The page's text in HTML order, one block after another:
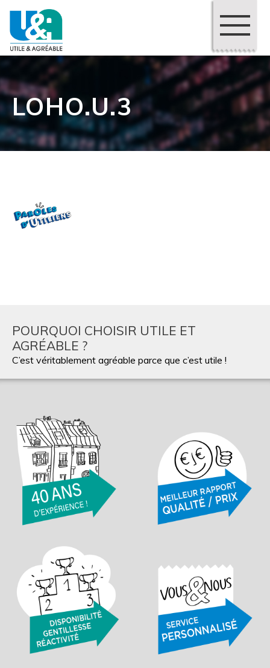
LOHO.U.3
POURQUOI CHOISIR UTILE ET
AGRÉABLE ?
C’est véritablement agréable parce que c’est utile !